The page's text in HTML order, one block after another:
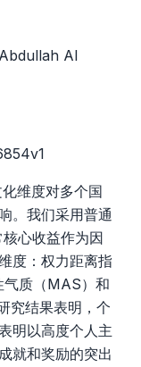
Al
维度对多个国
。我们采用普通
心收益作为因
度：权力距离指
气质（MAS）和
究结果表明，个
明以高度个人主
就和奖励的突出